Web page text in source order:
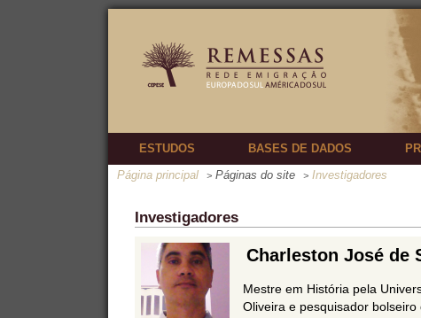
ESTUDOS BASES DE DADOS
Página principal
> Páginas do site > Investigadores
Investigadores
Charleston José de
Mestre em História pela
Oliveira e pesquisador bolseiro